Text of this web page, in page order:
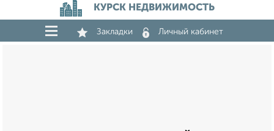
КУРСК НЕДВИЖИМОСТЬ
Закладки Личный кабинет